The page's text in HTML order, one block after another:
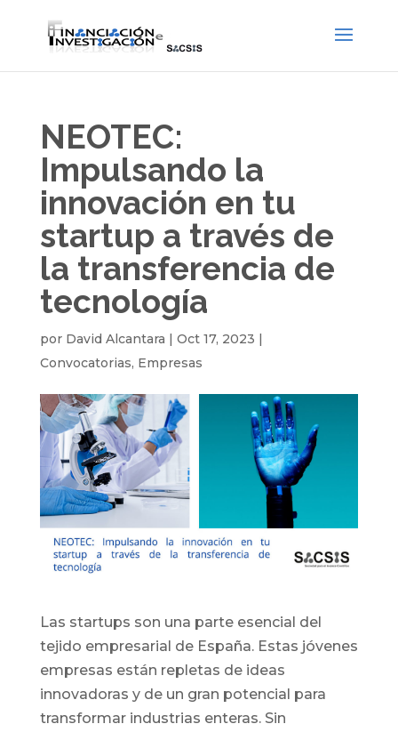
NEOTEC:
Impulsando la
innovación en tu
startup a través de
la transferencia de
tecnología
por David Alcantara | Oct 17, 2023 |
Convocatorias, Empresas
Las startups son una parte esencial del
tejido empresarial de España. Estas jóvenes
empresas están repletas de ideas
innovadoras y de un gran potencial para
transformar industrias enteras. Sin